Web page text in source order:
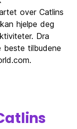
over Catlins
hjelpe deg
Dra
tilbudene